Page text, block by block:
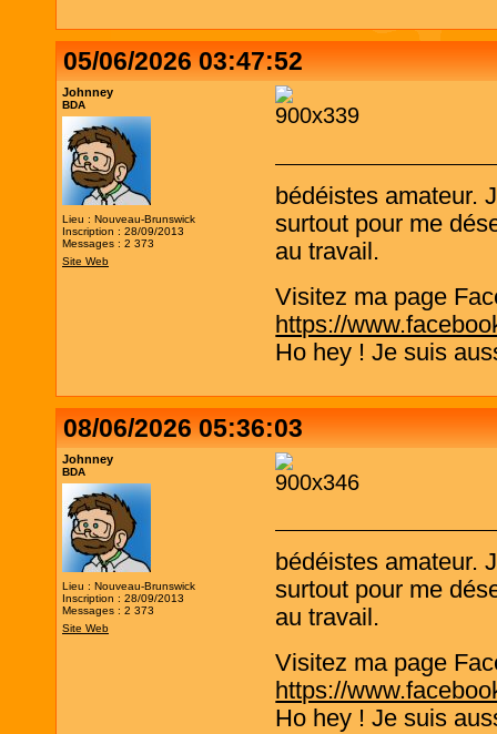
05/06/2026 03:47:52
Johnney
BDA
Lieu : Nouveau-Brunswick
Inscription : 28/09/2013
Messages : 2 373
Site Web
bédéistes amateur.
surtout pour me
au travail.
Visitez ma page
https://
Ho hey ! Je suis
08/06/2026 05:36:03
Johnney
BDA
Lieu : Nouveau-Brunswick
Inscription : 28/09/2013
Messages : 2 373
Site Web
bédéistes amateur.
surtout pour me
au travail.
Visitez ma page
https://
Ho hey ! Je suis